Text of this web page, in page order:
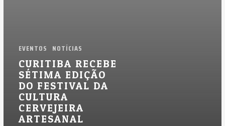
EVENTOS NOTÍCIAS
CURITIBA RECEBE
SÉTIMA EDIÇÃO
DO FESTIVAL DA
CULTURA
CERVEJEIRA
ARTESANAL